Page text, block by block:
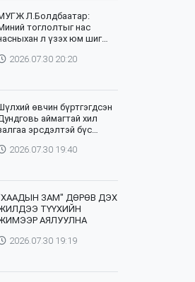
Л.Болдбаатар:
тоглолтыг нас
л үзэх юм шиг
2026.07.30 20:20
өвчин бүртгэгдсэн
аймагтай хил
эрсдэлтэй бүс
зохион
2026.07.30 19:40
ЗАМ" ДӨРӨВ ДЭХ
ТҮҮХИЙН
АЯЛУУЛНА
2026.07.30 19:19